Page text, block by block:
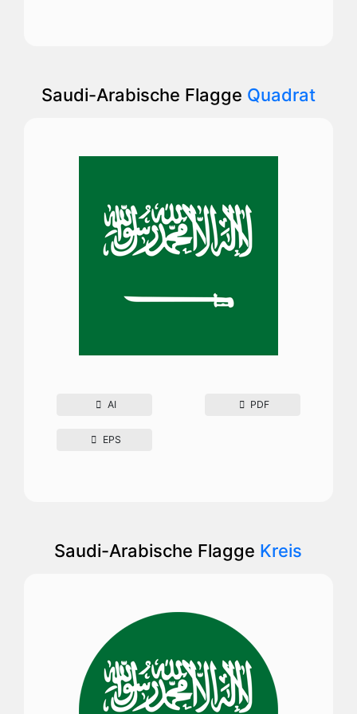
Saudi-Arabische Flagge Quadrat
AI PDF
EPS
Saudi-Arabische Flagge Kreis